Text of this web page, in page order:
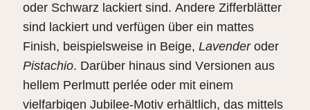
oder Schwarz lackiert sind. Andere Zifferblätter
sind lackiert und verfügen über ein mattes
Finish, beispielsweise in Beige, Lavender oder
Pistachio. Darüber hinaus sind Versionen aus
hellem Perlmutt perlée oder mit einem
vielfarbigen Jubilee-Motiv erhältlich, das mittels